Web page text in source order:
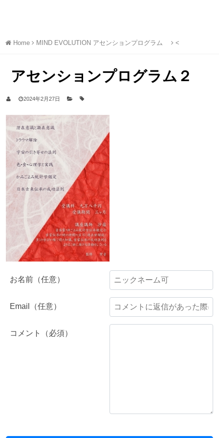
Home MIND EVOLUTION アセンションプログラム <
アセンションプログラム２
2024年2月27日
コメント（必須）
お名前（任意）
Email（任意）